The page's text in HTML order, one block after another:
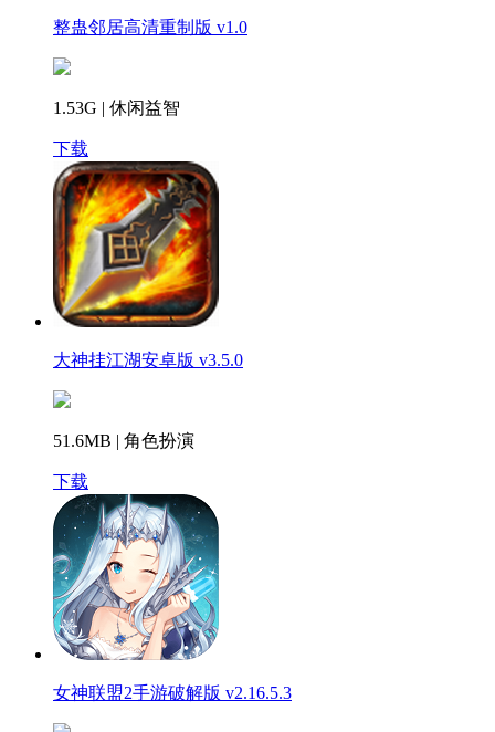
整蛊邻居高清重制版 v1.0
1.53G | 休闲益智
下载
大神挂江湖安卓版 v3.5.0
51.6MB | 角色扮演
下载
女神联盟2手游破解版 v2.16.5.3